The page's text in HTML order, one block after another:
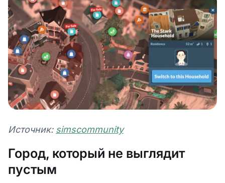
Источник: simscommunity
Город, который не выглядит
пустым